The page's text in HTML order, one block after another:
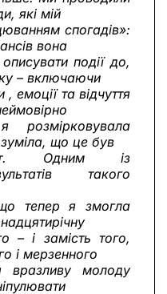
які мій
спогадів»:
вона
події до,
– включаючи
емоції та відчуття
що це був
Одним із
такого
тепер я змогла
– і замість того,
і мерзенного
вразливу молоду